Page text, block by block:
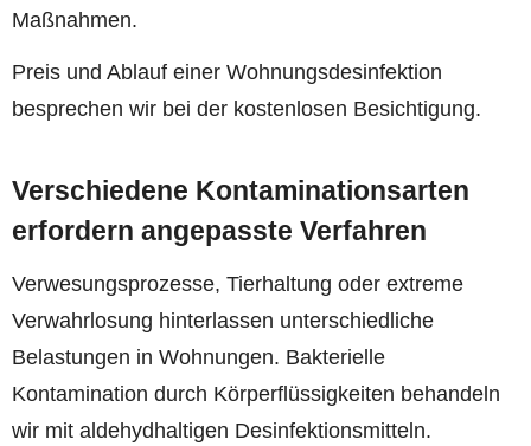
Maßnahmen.
Preis und Ablauf einer Wohnungsdesinfektion
besprechen wir bei der kostenlosen Besichtigung.
Verschiedene Kontaminationsarten
erfordern angepasste Verfahren
Verwesungsprozesse, Tierhaltung oder extreme
Verwahrlosung hinterlassen unterschiedliche
Belastungen in Wohnungen. Bakterielle
Kontamination durch Körperflüssigkeiten behandeln
wir mit aldehydhaltigen Desinfektionsmitteln.